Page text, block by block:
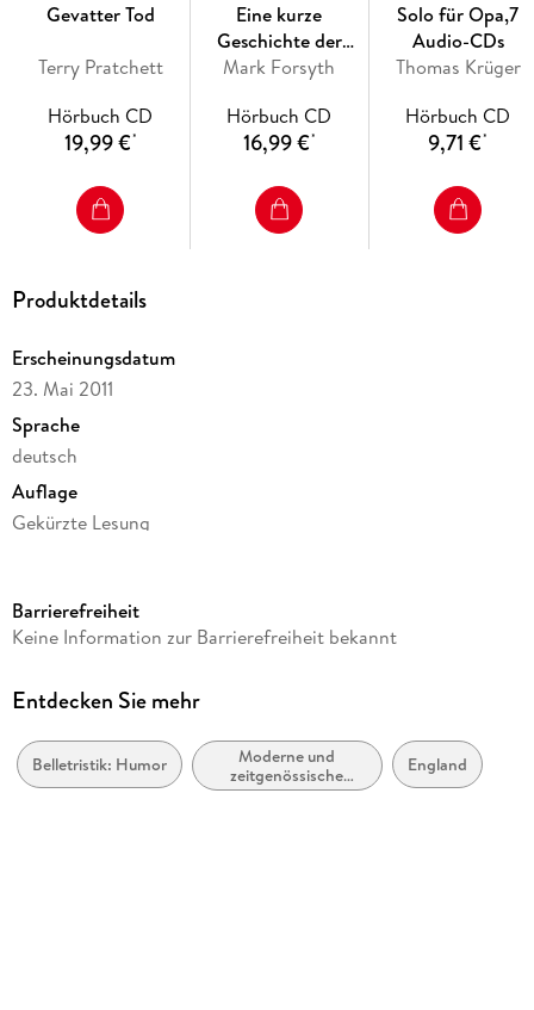
Gevatter Tod
Terry Pratchett
Hörbuch CD
19,99 €*
Eine kurze
Geschichte der
Trunkenheit - Der
von der Steinzeit bis
heute
Mark Forsyth
Hörbuch CD
16,99 €*
Solo für Opa,7
Audio-CDs
Thomas Krüger
Hörbuch CD
9,71 €*
Produktdetails
Erscheinungsdatum
23. Mai 2011
Sprache
deutsch
Auflage
Gekürzte Lesung
Laufzeit
Reihe
Autor/Autorin
Tom Sharpe
Barrierefreiheit
Keine Information zur Barrierefreiheit bekannt
Entdecken Sie mehr
Belletristik: Humor
Moderne und
zeitgenössische
Belletristik: allgemein
England